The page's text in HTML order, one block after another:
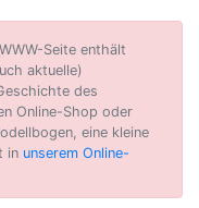
Seite enthält
aktuelle)
des
Online-Shop oder
eine kleine
in unserem Online-